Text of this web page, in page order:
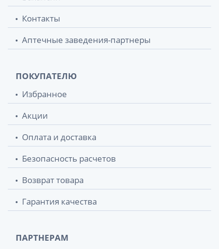
Контакты
Аптечные заведения-партнеры
ПОКУПАТЕЛЮ
Избранное
Акции
Оплата и доставка
Безопасность расчетов
Возврат товара
Гарантия качества
ПАРТНЕРАМ